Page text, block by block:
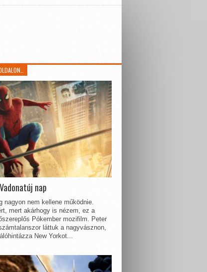
nap
nagyon nem kellene működnie.
mert akárhogy is nézem, ez a
Pókember mozifilm. Peter
láttuk a nagyvásznon,
New Yorkot...